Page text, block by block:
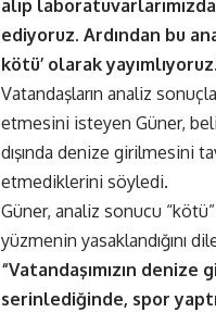
alıp
ediyoruz. Ardından bu
kötü’ olarak
Vatandaşların analiz
etmesini isteyen Güner,
dışında denize girilmesini
etmediklerini söyledi.
Güner, analiz sonucu “kötü”
yüzmenin yasaklandığını
“Vatandaşımızın denize
serinlediğinde, spor